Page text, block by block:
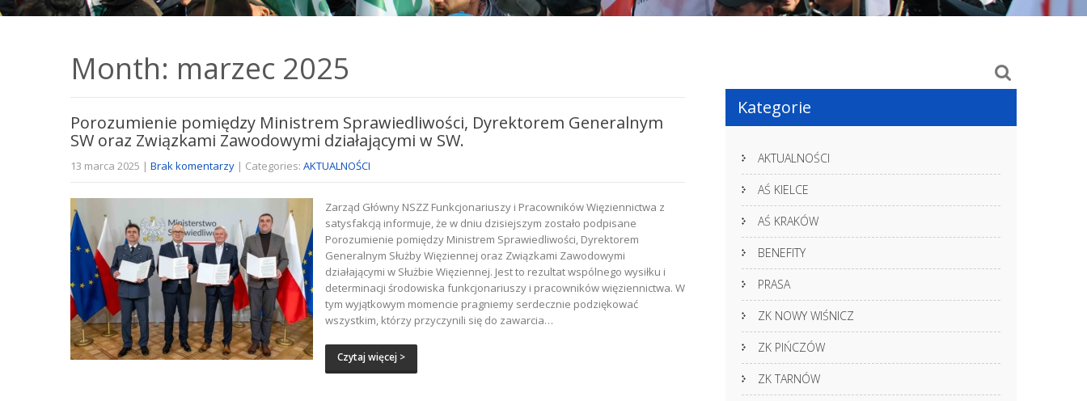
Month: marzec 2025
Porozumienie pomiędzy Ministrem Sprawiedliwości, Dyrektorem Generalnym
SW oraz Związkami Zawodowymi działającymi w SW.
13 marca 2025 | Brak komentarzy | Categories: AKTUALNOŚCI
Zarząd Główny NSZZ Funkcjonariuszy i Pracowników Więziennictwa z
satysfakcją informuje, że w dniu dzisiejszym zostało podpisane
Porozumienie pomiędzy Ministrem Sprawiedliwości, Dyrektorem
Generalnym Służby Więziennej oraz Związkami Zawodowymi
działającymi w Służbie Więziennej. Jest to rezultat wspólnego wysiłku i
determinacji środowiska funkcjonariuszy i pracowników więziennictwa. W
tym wyjątkowym momencie pragniemy serdecznie podziękować
wszystkim, którzy przyczynili się do zawarcia…
Czytaj więcej >
Kategorie
AKTUALNOŚCI
AŚ KIELCE
AŚ KRAKÓW
BENEFITY
PRASA
ZK NOWY WIŚNICZ
ZK PIŃCZÓW
ZK TARNÓW